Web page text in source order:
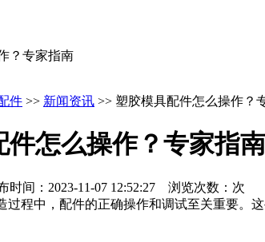
？专家指南
件 >> 新闻资讯 >> 塑胶模具配件怎么操作？
件怎么操作？专家指南
时间： 2023-11-07 12:52:27 浏览次数： 次
过程中，配件的正确操作和调试至关重要。